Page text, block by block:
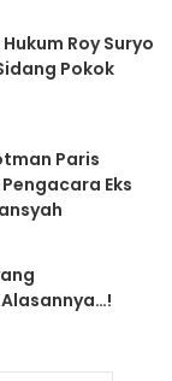
Roy Suryo
Pokok
Paris
Eks